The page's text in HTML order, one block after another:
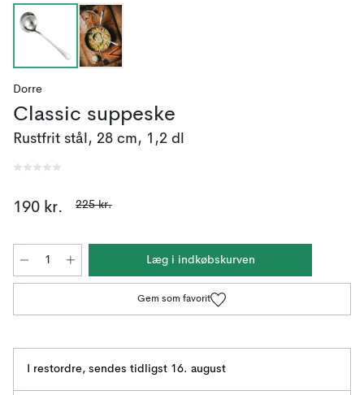
Dorre
Classic suppeske
Rustfrit stål, 28 cm, 1,2 dl
190 kr. 225 kr.
Læg i indkøbskurven
Gem som favorit
I restordre, sendes tidligst 16. august